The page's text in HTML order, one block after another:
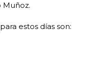
Muñoz.
estos días son: